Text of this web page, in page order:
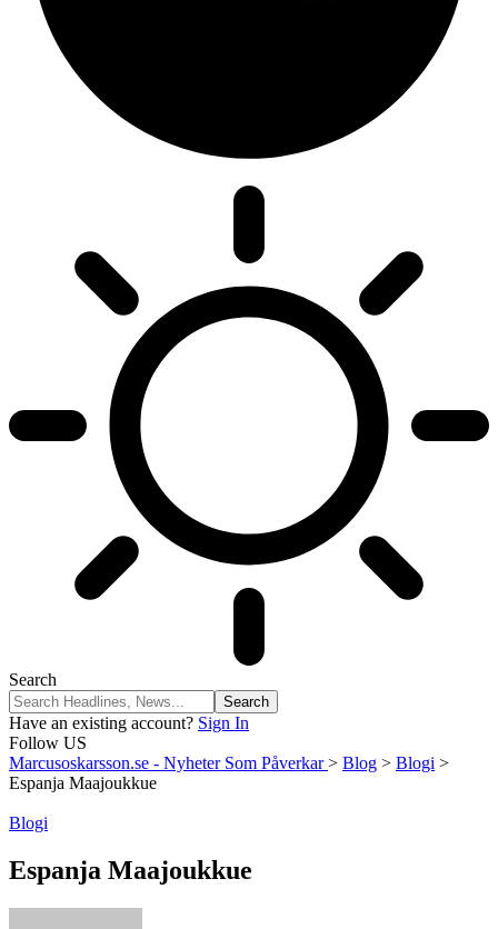
Search
Have an existing account? Sign In
Follow US
Marcusoskarsson.se - Nyheter Som Påverkar> Blog > Blogi >
Espanja Maajoukkue
Blogi
Espanja Maajoukkue